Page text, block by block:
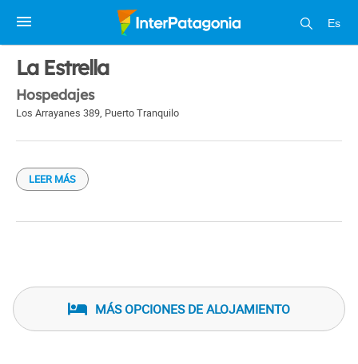
Es
1 / 1
La Estrella
Hospedajes
Los Arrayanes 389, Puerto Tranquilo
LEER MÁS
MÁS OPCIONES DE ALOJAMIENTO